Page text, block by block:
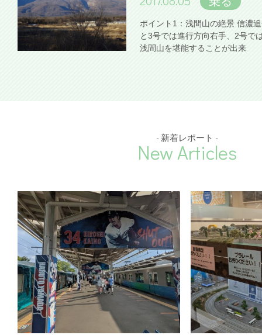
ポイント1：浅間山の絶景 信濃
と3号では進行方向右手、2号で
浅間山を堪能することが出来
- 新着レポート -
New Articles